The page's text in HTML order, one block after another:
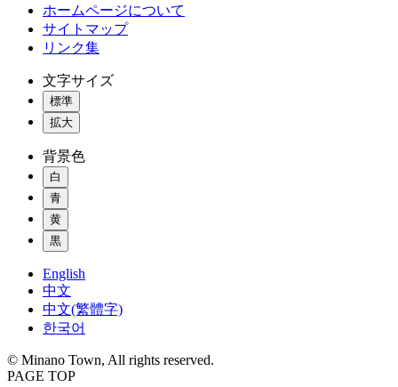
ホームページについて
サイトマップ
リンク集
文字サイズ
標準
拡大
背景色
白
青
黄
黒
English
中文
中文(繁體字)
한국어
© Minano Town, All rights reserved.
PAGE TOP